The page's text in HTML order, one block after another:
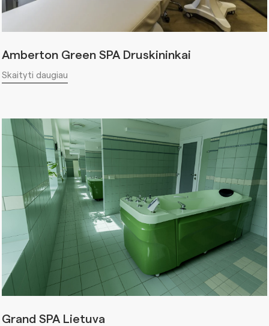
Amberton Green SPA Druskininkai
Skaityti daugiau
Grand SPA Lietuva